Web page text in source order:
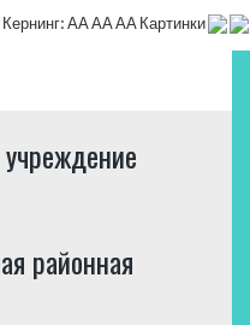
Кернинг: АААААА Картинки
районная